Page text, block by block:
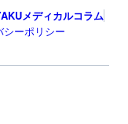
メディカルコラム
シーポリシー